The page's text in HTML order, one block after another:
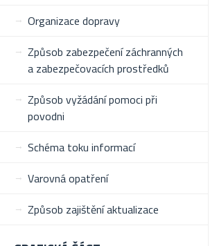
Organizace dopravy
Způsob zabezpečení záchranných
a zabezpečovacích prostředků
Způsob vyžádání pomoci při
povodni
Schéma toku informací
Varovná opatření
Způsob zajištění aktualizace